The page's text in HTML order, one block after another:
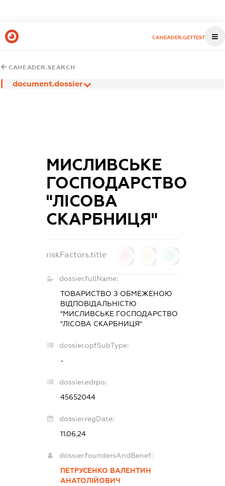
CAHEADER.GETTEST
CAHEADER.SEARCH
document.dossier
МИСЛИВСЬКЕ
ГОСПОДАРСТВО
"ЛІСОВА
СКАРБНИЦЯ"
riskFactors.title
dossier.fullName:
ТОВАРИСТВО З ОБМЕЖЕНОЮ
ВІДПОВІДАЛЬНІСТЮ
"МИСЛИВСЬКЕ ГОСПОДАРСТВО
"ЛІСОВА СКАРБНИЦЯ"
dossier.opfSubType:
-
dossier.edrpo:
45652044
dossier.regDate:
11.06.24
dossier.foundersAndBenef:
ПЕТРУСЕНКО ВАЛЕНТИН
АНАТОЛІЙОВИЧ